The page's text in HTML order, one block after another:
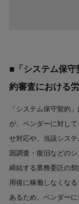
■「システム保
約審査における
「システム保守契約
が、ベンダーに対し
せ対応や、当該シス
因調査・復旧などの
締結する業務委託の
用後に稼働しなくな
あるため、ベンダー